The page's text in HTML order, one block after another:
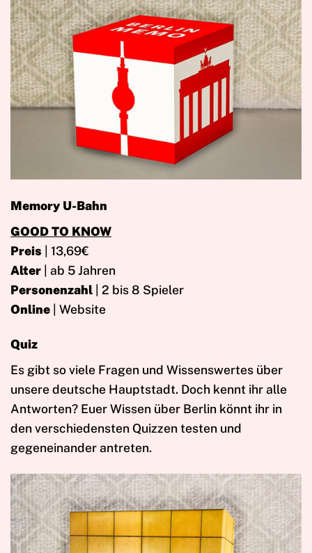
Memory U-Bahn
GOOD TO KNOW
Preis | 13,69€
Alter | ab 5 Jahren
Personenzahl | 2 bis 8 Spieler
Online | Website
Quiz
Es gibt so viele Fragen und Wissenswertes über
unsere deutsche Hauptstadt. Doch kennt ihr alle
Antworten? Euer Wissen über Berlin könnt ihr in
den verschiedensten Quizzen testen und
gegeneinander antreten.